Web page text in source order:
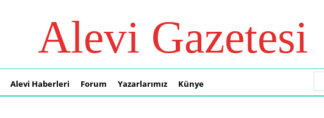
Alevi Gazetesi
Alevi Haberleri Forum Yazarlarımız Künye